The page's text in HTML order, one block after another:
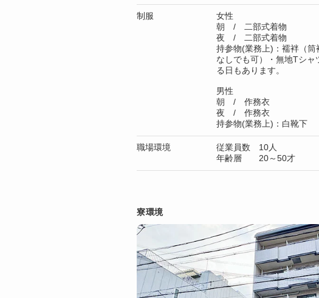
制服
女性
朝 / 二部式着物
夜 / 二部式着物
持参物(業務上)：襦袢（
なしでも可）・無地Tシ
る日もあります。
男性
朝 / 作務衣
夜 / 作務衣
持参物(業務上)：白靴下
職場環境
従業員数 10人
年齢層 20～50才
寮環境